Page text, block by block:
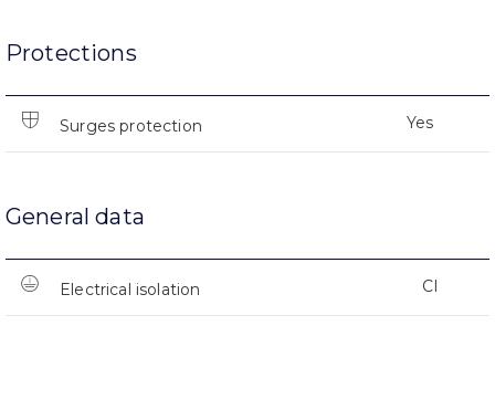
Protections
Surges protection Yes
General data
Electrical isolation CI